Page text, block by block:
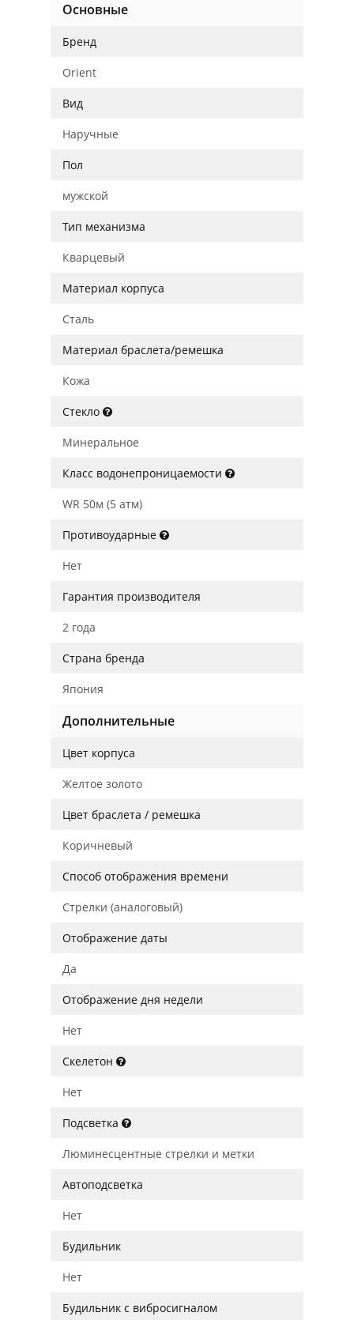
Основные
Бренд
Orient
Вид
Наручные
Пол
мужской
Тип механизма
Кварцевый
Материал корпуса
Сталь
Материал браслета/ремешка
Кожа
Стекло
Минеральное
Класс водонепроницаемости
WR 50м (5 атм)
Противоударные
Нет
Гарантия производителя
2 года
Страна бренда
Япония
Дополнительные
Цвет корпуса
Желтое золото
Цвет браслета / ремешка
Коричневый
Способ отображения времени
Стрелки (аналоговый)
Отображение даты
Да
Отображение дня недели
Нет
Скелетон
Нет
Подсветка
Люминесцентные стрелки и метки
Автоподсветка
Нет
Будильник
Нет
Будильник с вибросигналом